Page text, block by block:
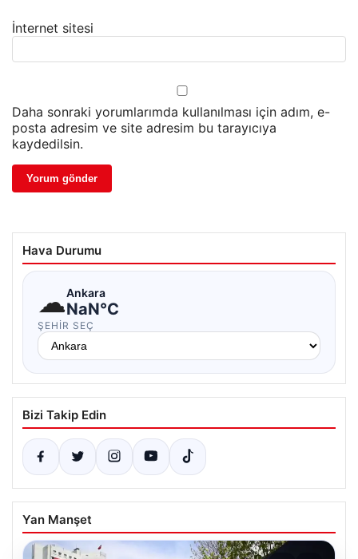
İnternet sitesi
Daha sonraki yorumlarımda kullanılması için adım, e-
posta adresim ve site adresim bu tarayıcıya
kaydedilsin.
Hava Durumu
☁Ankara
NaN°C
ŞEHIR SEÇ
Bizi Takip Edin
Yan Manşet